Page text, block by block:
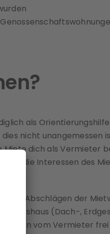
als
nicht unangemessen
Miete dich als Vermieter
die Interessen des
und Abschlägen der
Mietshaus (Dach-,
vom Vermieter